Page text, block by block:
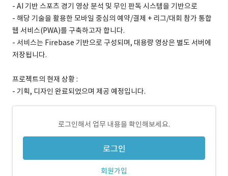
- AI 기반 스포츠 경기 영상 분석 및 무인 판독 시스템을 기반으로
- 해당 기술을 활용한 모바일 중심의 예약/결제 + 리그/대회 참가 통합
웹 서비스(PWA)를 구축하고자 합니다.
- 서비스는 Firebase 기반으로 구성되며, 대용량 영상은 별도 서버에
저장됩니다.
프로젝트의 현재 상황 :
- 기획, 디자인 완료되었으며 제공 예정입니다.
로그인해서 업무 내용을 확인해보세요.
로그인
회원가입